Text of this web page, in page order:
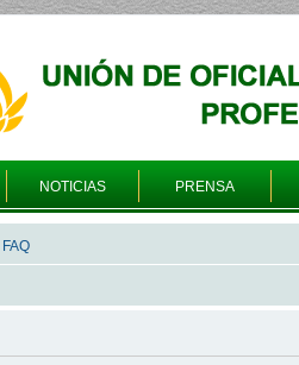
NOTICIAS PRENSA
FAQ